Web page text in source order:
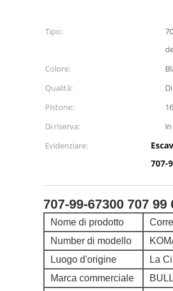
Tipo:
Colore:
Qualità:
Pistone:
Di riserva:
Evidenziare:
707-
707-99-67300 707
Nome di prodotto
Number di modello
Luogo d'origine
La
Marca commerciale